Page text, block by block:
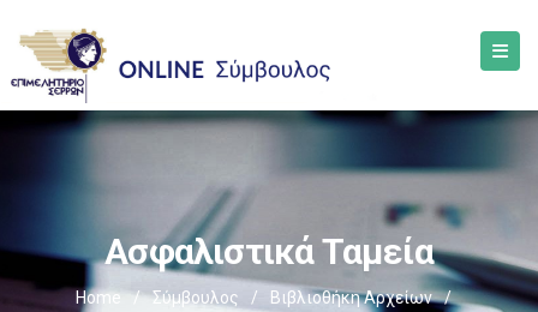
Ασφαλιστικά Ταμεία
Home / Σύμβουλος / Βιβλιοθήκη Αρχείων
/